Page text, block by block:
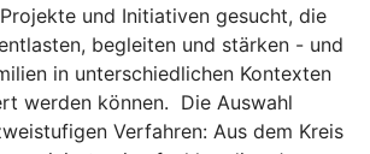
und Initiativen gesucht, die
begleiten und stärken - und
in unterschiedlichen Kontexten
werden können. Die Auswahl
Verfahren: Aus dem Kreis